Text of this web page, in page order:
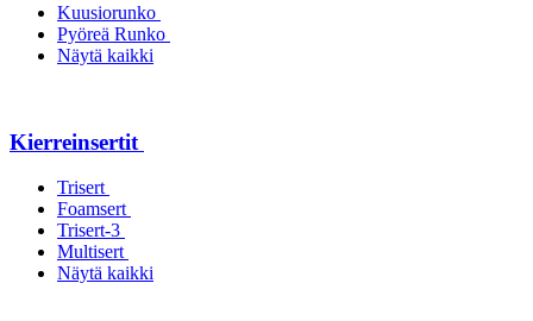
Kuusiorunko
Pyöreä Runko
Näytä kaikki
Kierreinsertit
Trisert
Foamsert
Trisert-3
Multisert
Näytä kaikki